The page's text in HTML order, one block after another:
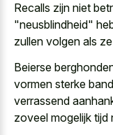
Recalls zijn niet
"neusblindheid"
zullen volgen als
Beierse
vormen sterke
verrassend
zoveel mogelijk tijd